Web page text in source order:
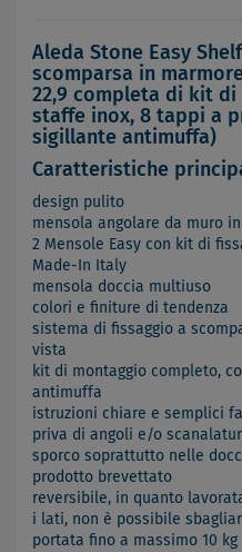
Aleda Stone Easy
scomparsa in
22,9 completa di kit di
staffe inox, 8 tappi a
sigillante antimuffa)
Caratteristiche
design pulito
mensola angolare da muro
2 Mensole Easy con kit di
Made-In Italy
mensola doccia multiuso
colori e finiture di tendenza
sistema di fissaggio a
vista
kit di montaggio completo,
antimuffa
istruzioni chiare e semplici
priva di angoli e/o
sporco soprattutto nelle
prodotto brevettato
reversibile, in quanto
i lati, non è possibile
portata fino a massimo 10 kg